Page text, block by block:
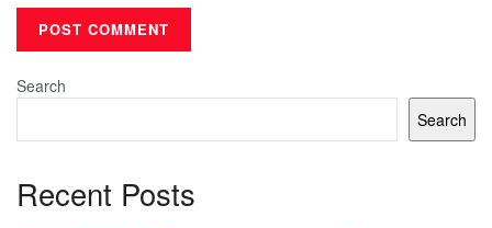
Search
Search
Recent Posts